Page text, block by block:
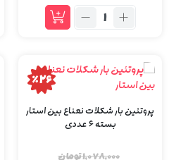
٪26
پروتئین بار شکلات نعناع بین استار
بسته ۶ عددی
1,078,000تومان